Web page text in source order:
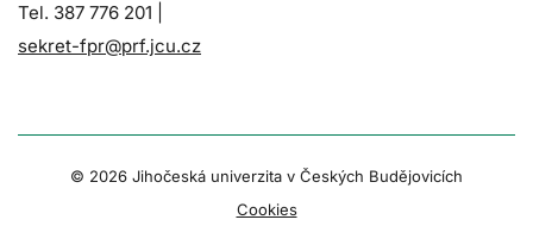
Tel. 387 776 201 |
sekret-fpr@prf.jcu.cz
© 2026 Jihočeská univerzita v Českých Budějovicích
Cookies